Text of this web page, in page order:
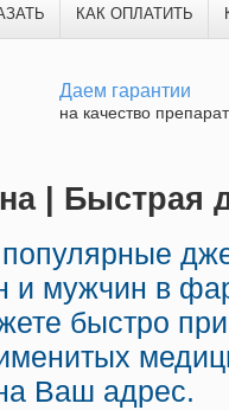
КАК ОПЛАТИТЬ
Даем гарантии
на качество
| Быстрая
популярные
и мужчин в
быстро
Ваш адрес.